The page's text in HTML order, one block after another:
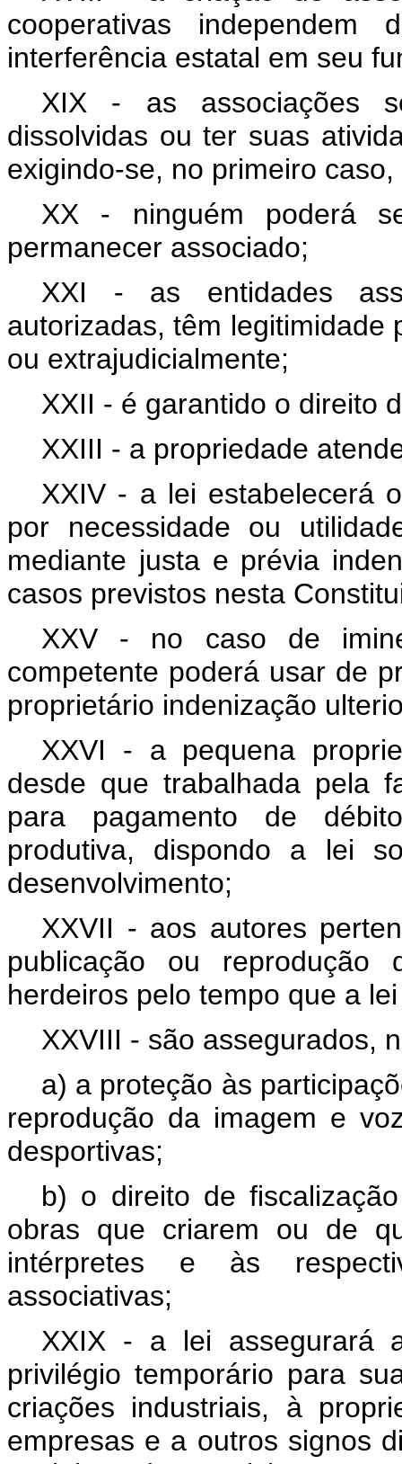
cooperativas
interferência estatal em seu
XIX - as associações
dissolvidas ou ter suas
exigindo-se, no primeiro
XX - ninguém poderá
permanecer associado;
XXI - as entidades
autorizadas, têm legitimidade
ou extrajudicialmente;
XXII - é garantido o direito
XXIII - a propriedade
XXIV - a lei estabelecerá
por necessidade ou
mediante justa e prévia
casos previstos nesta
XXV - no caso de
competente poderá usar de
proprietário indenização
XXVI - a pequena
desde que trabalhada pela
para pagamento de
produtiva, dispondo a lei
desenvolvimento;
XXVII - aos autores
publicação ou reprodução
herdeiros pelo tempo que a
XXVIII - são assegurados,
a) a proteção às
reprodução da imagem e
desportivas;
b) o direito de
obras que criarem ou de
intérpretes e às
associativas;
XXIX - a lei assegurará
privilégio temporário para
criações industriais, à
empresas e a outros signos